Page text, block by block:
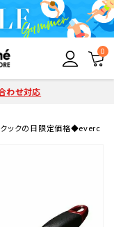
0
わせ対応
ックの日限定価格◆evercook